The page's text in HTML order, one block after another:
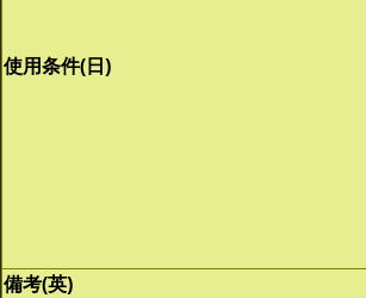
使用条件(日)
備考(英)